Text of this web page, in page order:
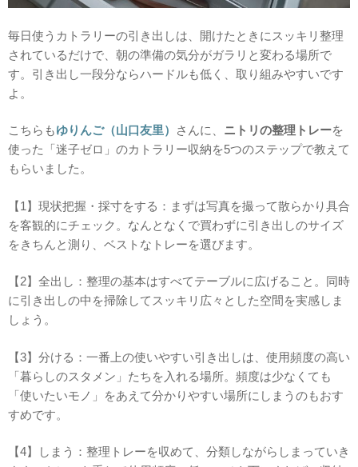
毎日使うカトラリーの引き出しは、開けたときにスッキリ整理
されているだけで、朝の準備の気分がガラリと変わる場所で
す。引き出し一段分ならハードルも低く、取り組みやすいです
よ。
こちらもゆりんご（山口友里） さんに、 ニトリの整理トレーを
使った「迷子ゼロ」のカトラリー収納を5つのステップで教えて
もらいました。
【1】現状把握・採寸をする：まずは写真を撮って散らかり具合
を客観的にチェック。なんとなくで買わずに引き出しのサイズ
をきちんと測り、ベストなトレーを選びます。
【2】全出し：整理の基本はすべてテーブルに広げること。同時
に引き出しの中を掃除してスッキリ広々とした空間を実感しま
しょう。
【3】分ける：一番上の使いやすい引き出しは、使用頻度の高い
「暮らしのスタメン」たちを入れる場所。頻度は少なくても
「使いたいモノ」をあえて分かりやすい場所にしまうのもおす
すめです。
【4】しまう：整理トレーを収めて、分類しながらしまっていき